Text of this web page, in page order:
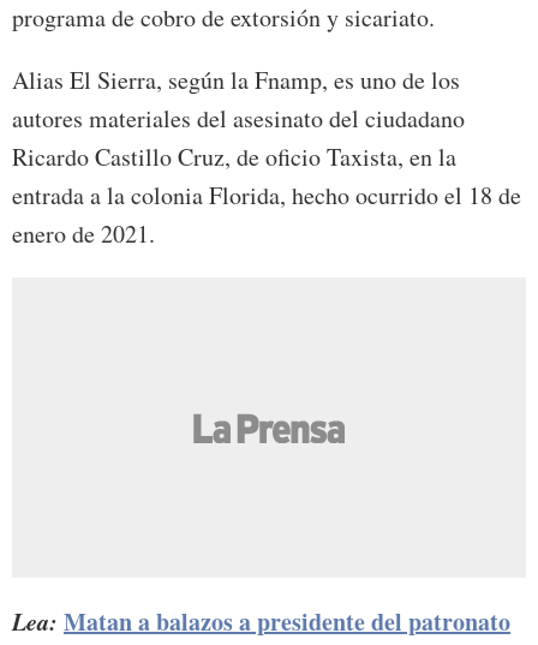
programa de cobro de extorsión y sicariato.
Alias El Sierra, según la Fnamp, es uno de los
autores materiales del asesinato del ciudadano
Ricardo Castillo Cruz, de oficio Taxista, en la
entrada a la colonia Florida, hecho ocurrido el 18 de
enero de 2021.
Lea: Matan a balazos a presidente del patronato